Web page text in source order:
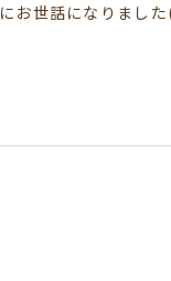
お世話になりまし